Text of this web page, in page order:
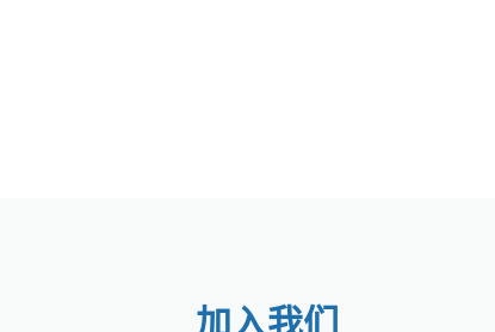
加入我们